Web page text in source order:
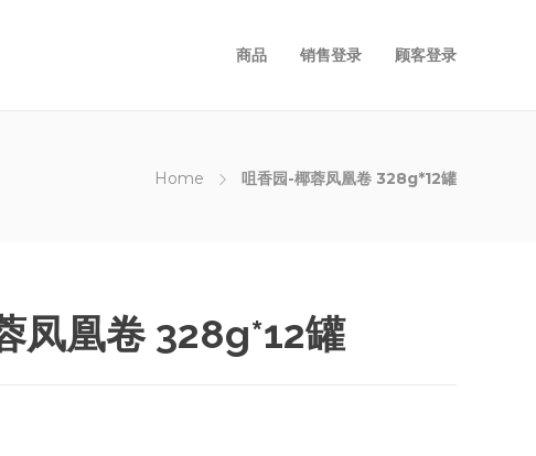
商品 销售登录 顾客登录
Home 咀香园-椰蓉凤凰卷 328g*12罐
凤凰卷 328g*12罐